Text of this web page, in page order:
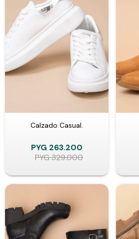
Calzado Casual.
PYG 263.200
PYG329.000